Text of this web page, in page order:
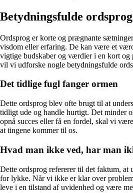
Betydningsfulde ordsprog
Ordsprog er korte og prægnante
visdom eller erfaring. De kan være et
vigtige budskaber og værdier i en kort
vil vi udforske nogle betydningsfulde
Det tidlige fugl fanger ormen
Dette ordsprog blev ofte brugt til at
tidligt ude og handle hurtigt. Det minder
opnå succes eller få en fordel, skal vi
at tingene kommer til os.
Hvad man ikke ved, har man
Dette ordsprog refererer til det faktum,
for lykke. Når vi ikke er klar over
leve i en tilstand af uvidenhed og være